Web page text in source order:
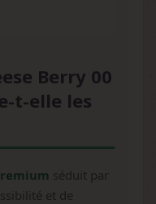
Berry 00
t-elle les
séduit par
et de